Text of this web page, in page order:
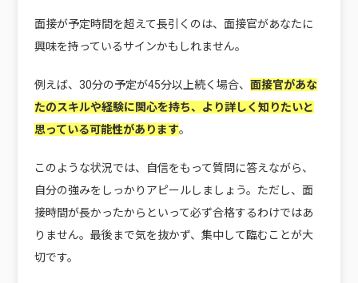
面接が予定時間を超えて長引くのは、面接官があなたに
興味を持っているサインかもしれません。
例えば、30分の予定が45分以上続く場合、 面接官があな
たのスキルや経験に関心を持ち、より詳しく知りたいと
思っている可能性があります。
このような状況では、自信をもって質問に答えながら、
自分の強みをしっかりアピールしましょう。ただし、面
接時間が長かったからといって必ず合格するわけではあ
りません。最後まで気を抜かず、集中して臨むことが大
切です。